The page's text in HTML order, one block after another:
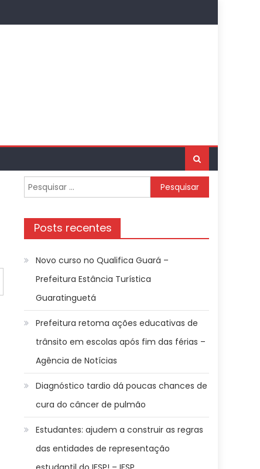
Pesquisar
por:
Posts recentes
Novo curso no Qualifica Guará –
Prefeitura Estância Turística
Guaratinguetá
Prefeitura retoma ações educativas de
trânsito em escolas após fim das férias –
Agência de Notícias
Diagnóstico tardio dá poucas chances de
cura do câncer de pulmão
Estudantes: ajudem a construir as regras
das entidades de representação